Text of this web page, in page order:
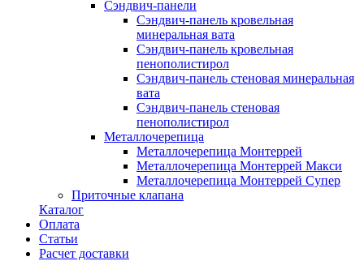
Сэндвич-панели
Сэндвич-панель кровельная
минеральная вата
Сэндвич-панель кровельная
пенополистирол
Сэндвич-панель стеновая минеральная
вата
Сэндвич-панель стеновая
пенополистирол
Металлочерепица
Металлочерепица Монтеррей
Металлочерепица Монтеррей Макси
Металлочерепица Монтеррей Супер
Приточные клапана
Каталог
Оплата
Статьи
Расчет доставки